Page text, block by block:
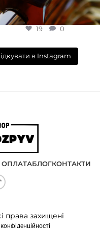
19 0
в Instagram
ОПЛАТАБЛОГКОНТАКТИ
права захищені